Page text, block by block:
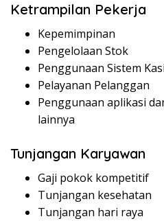
Ketrampilan Pekerja
Kepemimpinan
Pengelolaan Stok
Penggunaan Sistem
Pelayanan Pelanggan
Penggunaan aplikasi
lainnya
Tunjangan Karyawan
Gaji pokok kompetitif
Tunjangan kesehatan
Tunjangan hari raya